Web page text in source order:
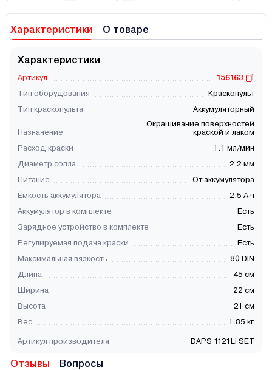
Характеристики О товаре
Характеристики
Артикул
156163
Тип оборудования
Краскопульт
Тип краскопульта
Аккумуляторный
Назначение
Окрашивание поверхностей
краской и лаком
Расход краски
1.1 мл/мин
Диаметр сопла
2.2 мм
Питание
От аккумулятора
Ёмкость аккумулятора
2.5 А·ч
Аккумулятор в комплекте
Есть
Зарядное устройство в комплекте
Есть
Регулируемая подача краски
Есть
Максимальная вязкость
80 DIN
Длина
45 см
Ширина
22 см
Высота
21 см
Вес
1.85 кг
Артикул производителя DAPS 1121Li SET
Отзывы Вопросы